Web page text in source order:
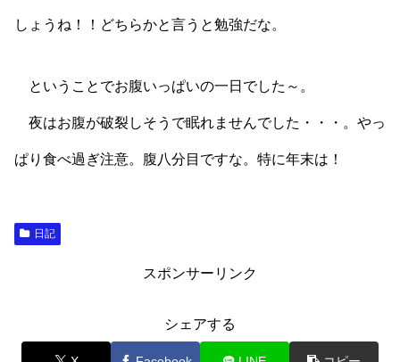
しょうね！！どちらかと言うと勉強だな。
ということでお腹いっぱいの一日でした～。
夜はお腹が破裂しそうで眠れませんでした・・・。やっ
ぱり食べ過ぎ注意。腹八分目ですな。特に年末は！
日記
スポンサーリンク
シェアする